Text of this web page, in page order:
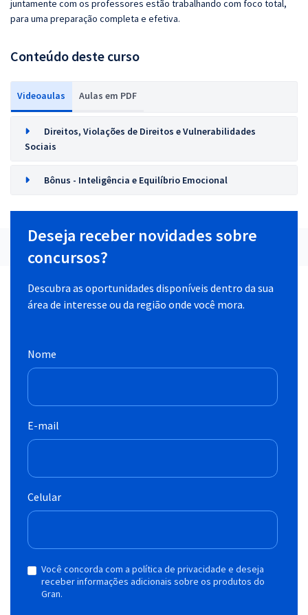
juntamente com os professores estão trabalhando com foco total,
para uma preparação completa e efetiva.
Conteúdo deste curso
Videoaulas Aulas em PDF
Direitos, Violações de Direitos e Vulnerabilidades
Sociais
Bônus - Inteligência e Equilíbrio Emocional
Deseja receber novidades sobre
concursos?
Descubra as oportunidades disponíveis dentro da sua
área de interesse ou da região onde você mora.
Nome
E-mail
Celular
Você concorda com a política de privacidade e deseja
receber informações adicionais sobre os produtos do
Gran.